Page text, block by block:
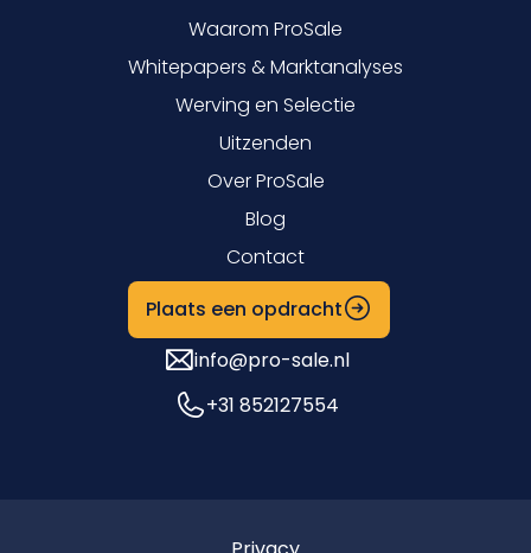
Waarom ProSale
Whitepapers & Marktanalyses
Werving en Selectie
Uitzenden
Over ProSale
Blog
Contact
Plaats een opdracht
info@pro-sale.nl
+31 852127554